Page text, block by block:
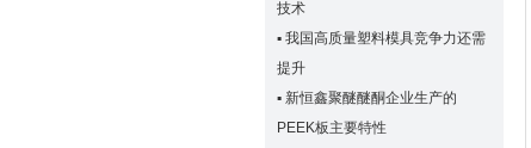
技术
▪ 我国高质量塑料模具竞争力还需
提升
▪ 新恒鑫聚醚醚酮企业生产的
PEEK板主要特性